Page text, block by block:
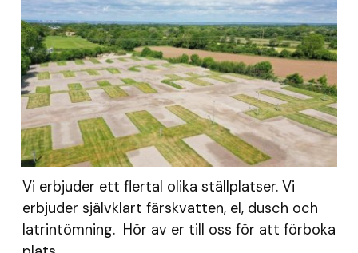
Vi erbjuder ett flertal olika ställplatser. Vi
erbjuder självklart färskvatten, el, dusch och
latrintömning. Hör av er till oss för att förboka